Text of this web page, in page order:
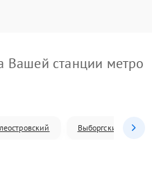
Вашей станции метро
Выборгский